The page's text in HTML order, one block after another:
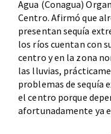
Agua (Conagua)
Centro. Afirmó que
presentan sequía
los ríos cuentan con
centro y en la zona
las lluvias,
problemas de sequía
el centro porque
afortunadamente ya